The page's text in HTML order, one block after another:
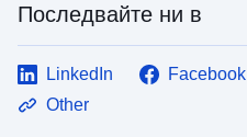
Последвайте ни в
LinkedIn Facebook
Other